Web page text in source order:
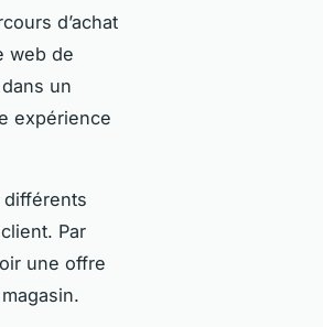
d’achat
web de
un
expérience
Par
une offre